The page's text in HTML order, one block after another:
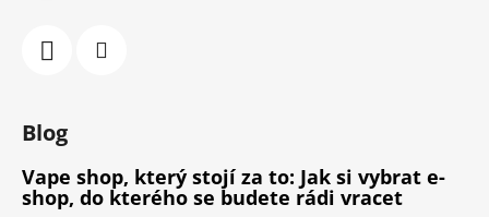
Blog
Vape shop, který stojí za to: Jak si vybrat e-
shop, do kterého se budete rádi vracet